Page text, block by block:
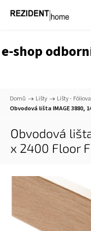
e-shop
Domů / Lišty / Lišty -
Obvodová lišta IMAGE 3880,
Obvodová
x 2400 Floor